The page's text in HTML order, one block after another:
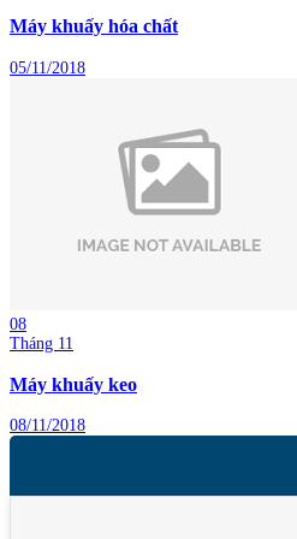
Máy khuấy hóa chất
05/11/2018
08
Tháng 11
Máy khuấy keo
08/11/2018